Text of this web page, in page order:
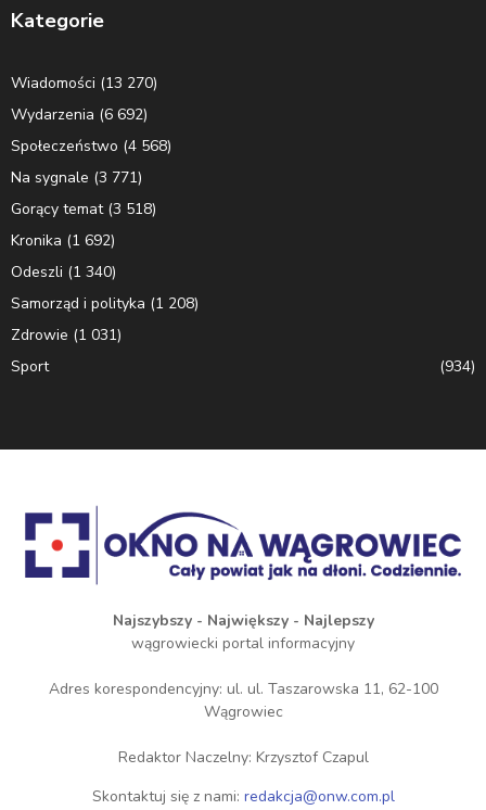
Kategorie
Wiadomości (13 270)
Wydarzenia (6 692)
Społeczeństwo (4 568)
Na sygnale (3 771)
Gorący temat(3 518)
Kronika (1 692)
Odeszli (1 340)
Samorząd i polityka (1 208)
Zdrowie (1 031)
Sport
(934)
Najszybszy - Największy - Najlepszy
wągrowiecki portal informacyjny
Adres korespondencyjny: ul. ul. Taszarowska 11, 62-100
Wągrowiec
Redaktor Naczelny: Krzysztof Czapul
Skontaktuj się z nami: redakcja@onw.com.pl